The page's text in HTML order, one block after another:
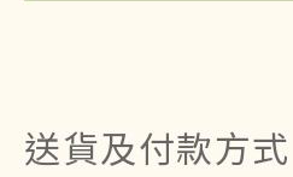
送貨及付款方式